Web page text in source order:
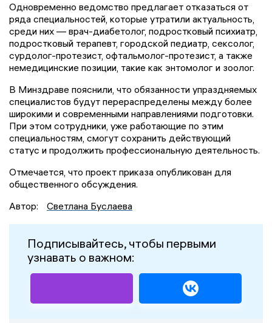
Одновременно ведомство предлагает отказаться от
ряда специальностей, которые утратили актуальность,
среди них — врач-диабетолог, подростковый психиатр,
подростковый терапевт, городской педиатр, сексолог,
сурдолог-протезист, офтальмолог-протезист, а также
немедицинские позиции, такие как энтомолог и зоолог.
В Минздраве пояснили, что обязанности упраздняемых
специалистов будут перераспределены между более
широкими и современными направлениями подготовки.
При этом сотрудники, уже работающие по этим
специальностям, смогут сохранить действующий
статус и продолжить профессиональную деятельность.
Отмечается, что проект приказа опубликован для
общественного обсуждения.
Автор:
Светлана Буслаева
Подписывайтесь, чтобы первыми
узнавать о важном: